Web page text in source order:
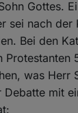
Gottes.
sei nach der
Bei den
Protestanten
was Herr
Debatte mit